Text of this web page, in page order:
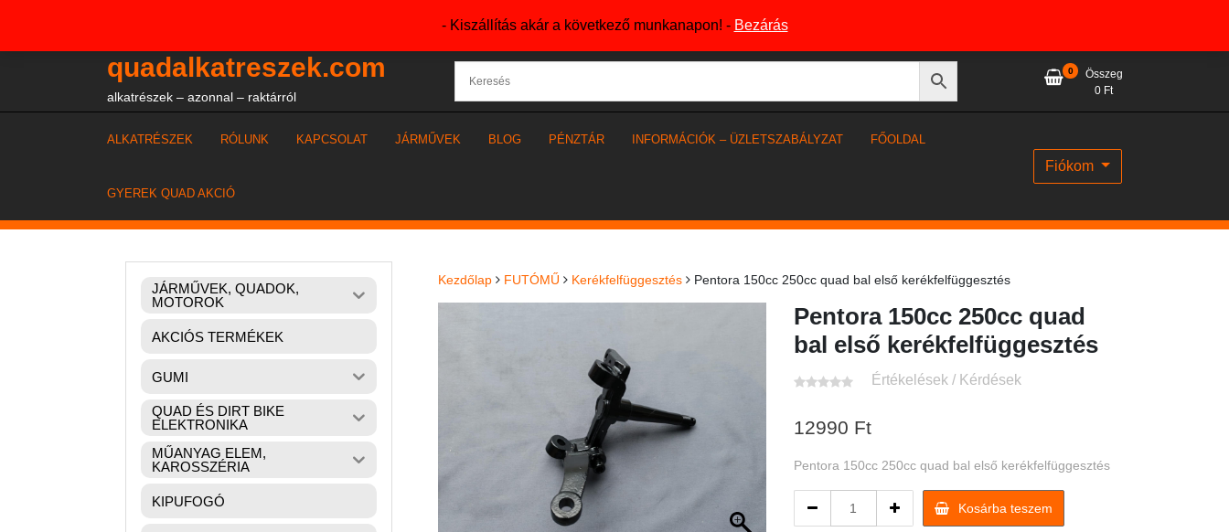
- Kiszállítás akár a következő munkanapon! - Bezárás
quadalkatreszek.com
alkatrészek – azonnal – raktárról
0
Összeg
0 Ft
ALKATRÉSZEK RÓLUNK KAPCSOLAT JÁRMŰVEK BLOG PÉNZTÁR INFORMÁCIÓK – ÜZLETSZABÁLYZAT FŐOLDAL
GYEREK QUAD AKCIÓ
Fiókom
Kezdőlap FUTÓMŰ Kerékfelfüggesztés Pentora 150cc 250cc quad bal első kerékfelfüggesztés
Pentora 150cc 250cc quad
bal első kerékfelfüggesztés
Értékelések / Kérdések
12990 Ft
Pentora 150cc 250cc quad bal első kerékfelfüggesztés
150cc
Kosárba teszem
JÁRMŰVEK, QUADOK,
MOTOROK
AKCIÓS TERMÉKEK
GUMI
QUAD ÉS DIRT BIKE
ELEKTRONIKA
MŰANYAG ELEM,
KAROSSZÉRIA
KIPUFOGÓ